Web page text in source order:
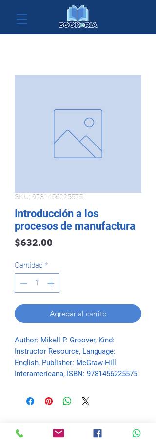
SKU: 9781456225575
Introducción a los
procesos de manufactura
$632.00
Cantidad *
Agregar al carrito
Author: Mikell P. Groover, Kind:
Instructor Resource, Language:
English, Publisher: McGraw-Hill
Interamericana, ISBN: 9781456225575